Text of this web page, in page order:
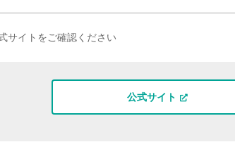
サイトをご確認ください
公式サイト